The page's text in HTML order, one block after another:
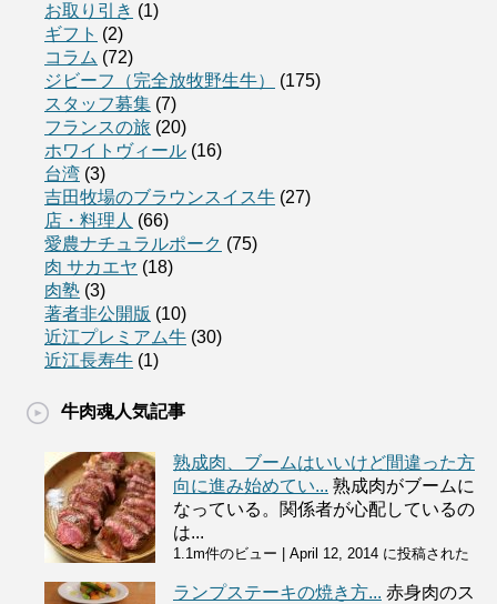
お取り引き (1)
ギフト (2)
コラム (72)
ジビーフ（完全放牧野生牛）
(175)
スタッフ募集 (7)
フランスの旅 (20)
ホワイトヴィール (16)
台湾 (3)
吉田牧場のブラウンスイス牛 (27)
店・料理人 (66)
愛農ナチュラルポーク (75)
肉 サカエヤ (18)
肉塾 (3)
著者非公開版 (10)
近江プレミアム牛 (30)
近江長寿牛 (1)
牛肉魂人気記事
熟成肉、ブームはいいけど間違った方
向に進み始めてい... 熟成肉がブームに
なっている。関係者が心配しているの
は...
1.1m件のビュー April 12, 2014 に投稿された
ランプステーキの焼き方... 赤身肉のス